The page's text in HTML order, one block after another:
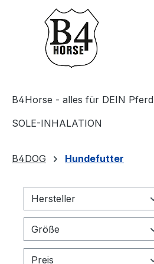
Hauptinhalt springen
Zur Suche springen
Zur Hauptnavigation springen
B4Horse - alles für DEIN Pferd
SOLE-INHALATION
B4DOG Hundefutter
Hersteller
Größe
Preis